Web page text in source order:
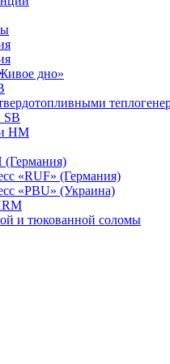
дно»
SB
HM
(Германия)
«RUF» (Германия)
«PBU» (Украина)
и тюкованной соломы